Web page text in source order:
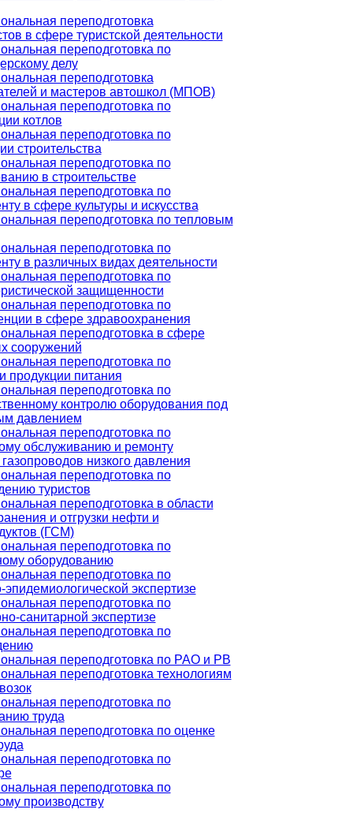
переподготовка
в сфере туристской деятельности
переподготовка по
делу
переподготовка
и мастеров автошкол (МПОВ)
переподготовка по
котлов
переподготовка по
строительства
переподготовка по
в строительстве
переподготовка по
в сфере культуры и искусства
переподготовка по тепловым
переподготовка по
в различных видах деятельности
переподготовка по
защищенности
переподготовка по
в сфере здравоохранения
переподготовка в сфере
сооружений
переподготовка по
продукции питания
переподготовка по
контролю оборудования под
давлением
переподготовка по
обслуживанию и ремонту
низкого давления
переподготовка по
туристов
переподготовка в области
и отгрузки нефти и
(ГСМ)
переподготовка по
оборудованию
переподготовка по
эпидемиологической экспертизе
переподготовка по
санитарной экспертизе
переподготовка по
переподготовка по РАО и РВ
переподготовка технологиям
переподготовка по
труда
переподготовка по оценке
переподготовка по
переподготовка по
производству